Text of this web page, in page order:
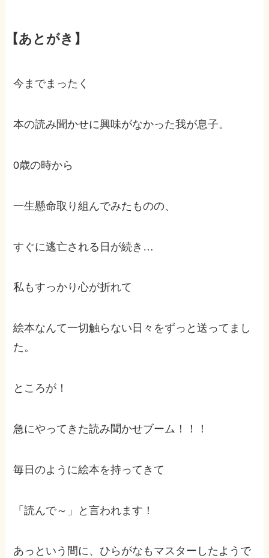
【あとがき】
今までまったく
本の読み聞かせに興味がなかった我が息子。
0歳の時から
一生懸命取り組んでみたものの、
すぐに逃亡される日が続き…
私もすっかり心が折れて
絵本なんて一切触らない日々をずっと送ってまし
た。
ところが！
急にやってきた読み聞かせブーム！！！
毎日のように絵本を持ってきて
「読んで～」と言われます！
あっという間に、ひらがなもマスターしたようで